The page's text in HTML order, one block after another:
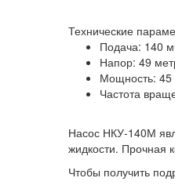
Технические
Подача: 140
Напор: 49
Мощность: 45
Частота
Насос НКУ-140М
жидкости. Прочная
Чтобы получить